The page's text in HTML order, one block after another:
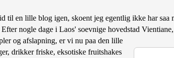
til en lille blog igen, skoent jeg egentlig ikke har saa
nogle dage i Laos' soevnige hovedstad
og afslapning, er vi nu paa den lille
drikker friske, eksotiske fruitshakes